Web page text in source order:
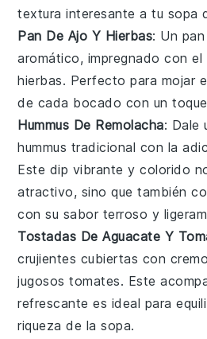
textura interesante a tu sopa
Pan De Ajo Y Hierbas: Un pan
aromático, impregnado con el
hierbas. Perfecto para mojar
de cada bocado con un
Hummus De Remolacha: Dale
hummus tradicional con la
Este dip vibrante y colorido
atractivo, sino que también
con su sabor terroso y
Tostadas De Aguacate Y
crujientes cubiertas con
jugosostomates. Este
refrescante es ideal para
riqueza de lasopa.